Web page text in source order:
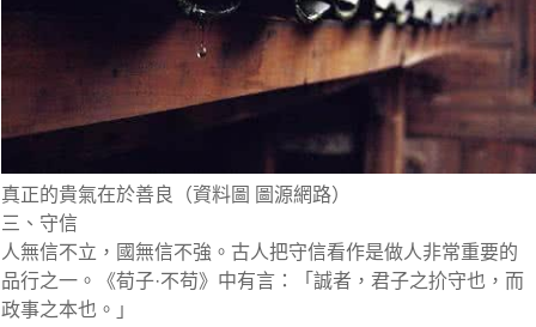
真正的貴氣在於善良（資料圖 圖源網路）
三、守信
人無信不立，國無信不強。古人把守信看作是做人非常重要的
品行之一。《荀子·不苟》中有言：「誠者，君子之扴守也，而
政事之本也。」